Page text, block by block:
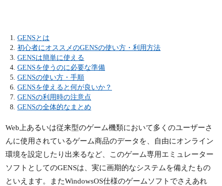
GENSとは
初心者にオススメのGENSの使い方・利用方法
GENSは簡単に使える
GENSを使うのに必要な準備
GENSの使い方・手順
GENSを使えると何が良いか？
GENSの利用時の注意点
GENSの全体的なまとめ
Web上あるいは従来型のゲーム機類において多くのユーザーさ
んに使用されているゲーム商品のデータを、自由にオンライン
環境を設定したり出来るなど、このゲーム専用エミュレーター
ソフトとしてのGENSは、実に画期的なシステムを備えたもの
といえます。またWindowsOS仕様のゲームソフトでさえあれ